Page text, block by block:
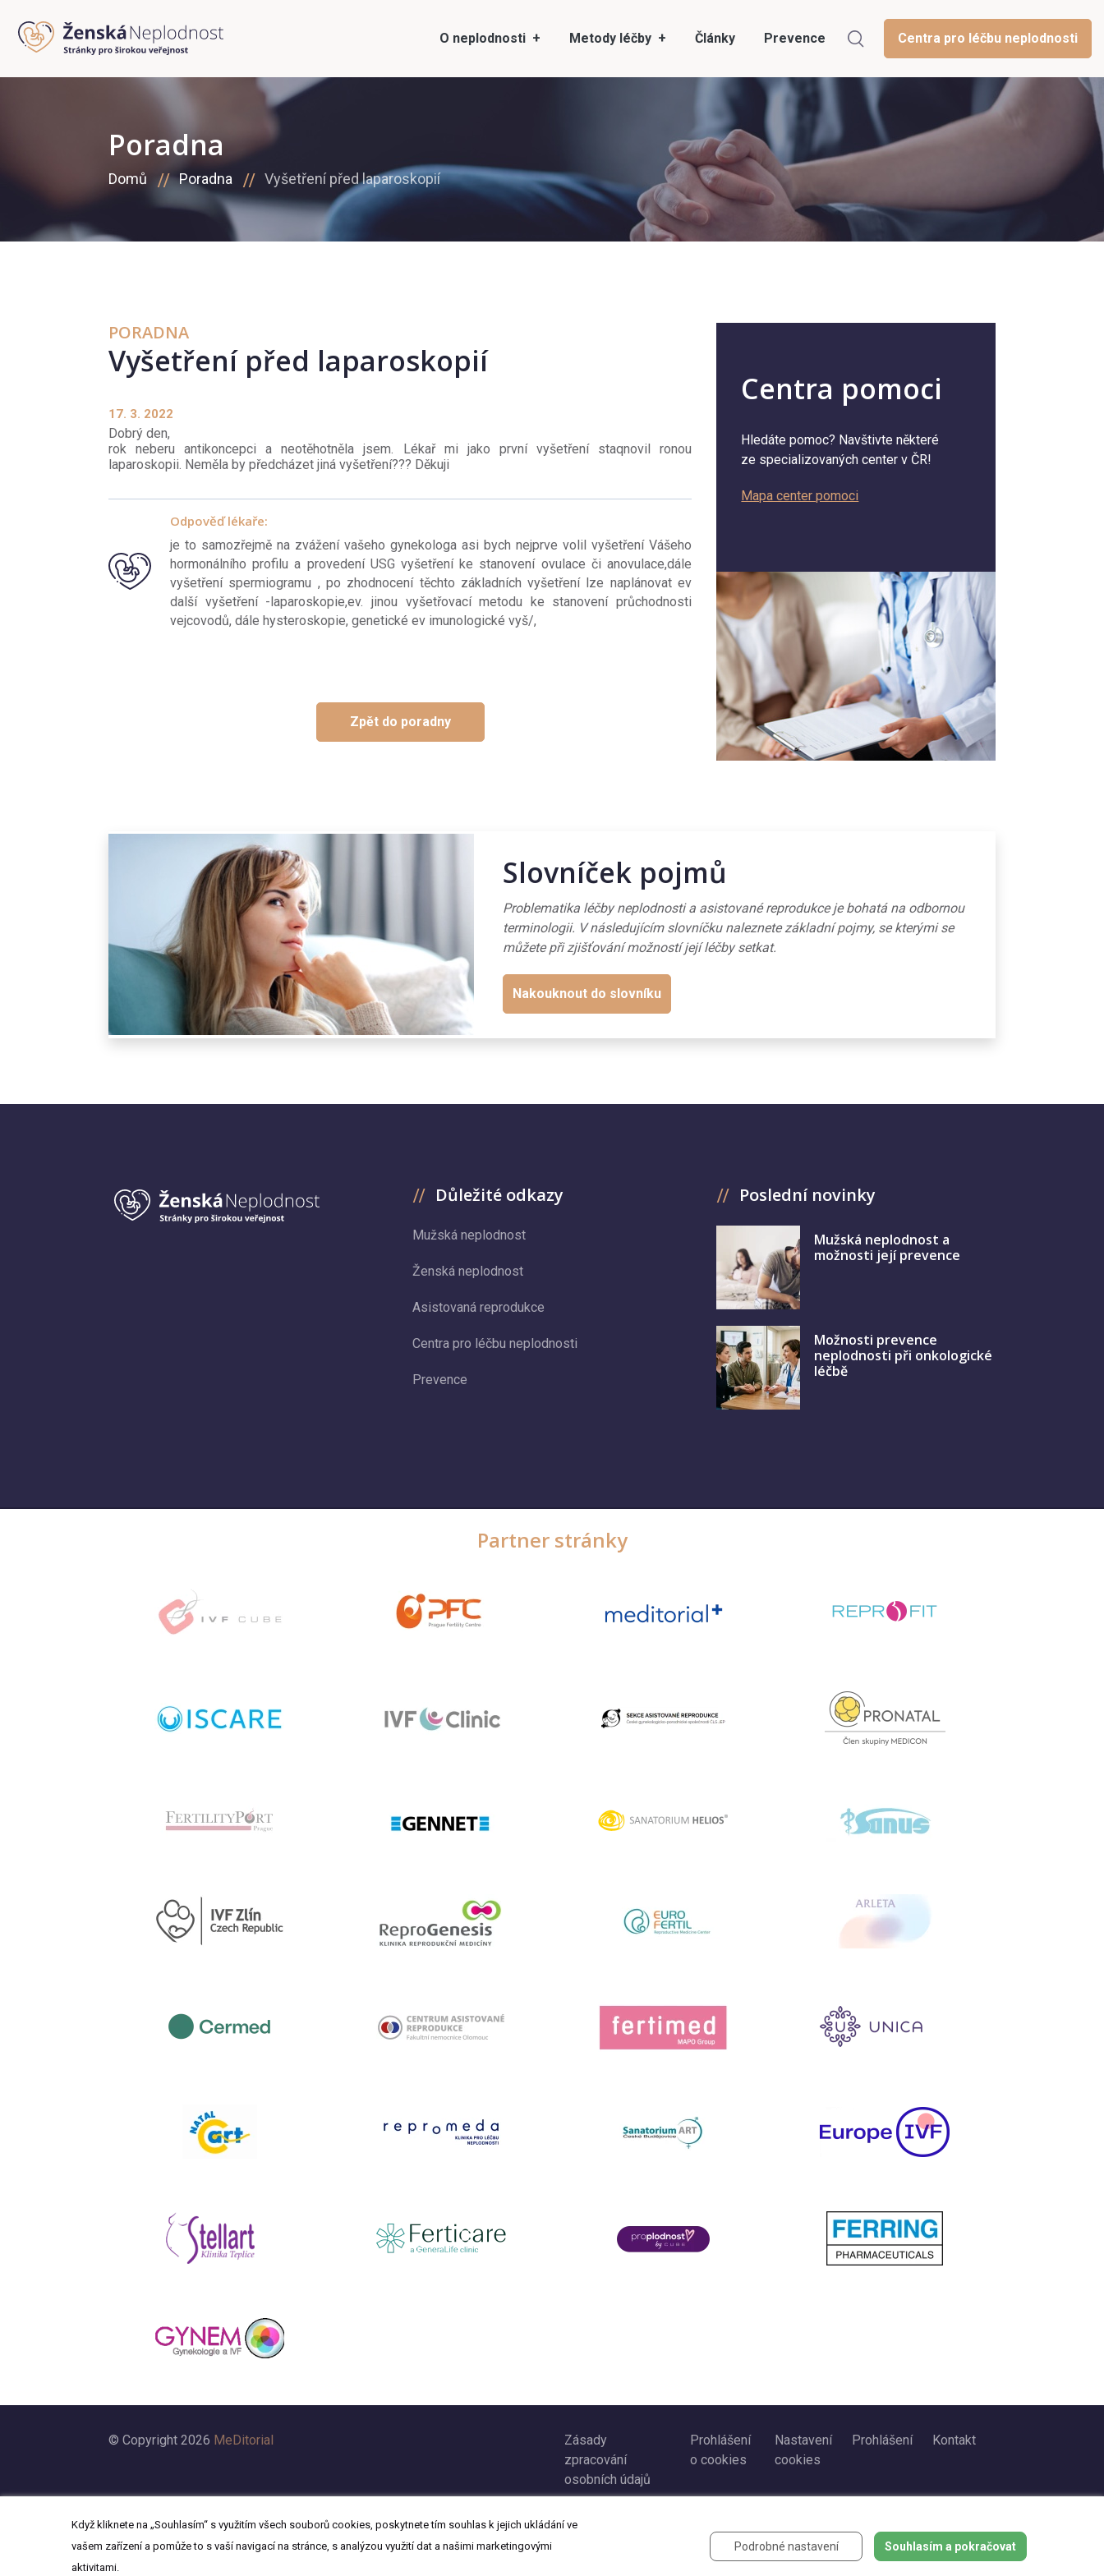
O neplodnosti Metody léčby Články Prevence Centra pro léčbu neplodnosti
Poradna
Domů Poradna Vyšetření před laparoskopií
PORADNA
Vyšetření před laparoskopií
17. 3. 2022
Dobrý den,
rok neberu antikoncepci a neotěhotněla jsem. Lékař mi jako první vyšetření staqnovil ronou
laparoskopii. Neměla by předcházet jiná vyšetření??? Děkuji
Odpověď lékaře:
je to samozřejmě na zvážení vašeho gynekologa asi bych nejprve volil vyšetření Vášeho
hormonálního profilu a provedení USG vyšetření ke stanovení ovulace či anovulace,dále
vyšetření spermiogramu , po zhodnocení těchto základních vyšetření lze naplánovat ev
další vyšetření -laparoskopie,ev. jinou vyšetřovací metodu ke stanovení průchodnosti
vejcovodů, dále hysteroskopie, genetické ev imunologické vyš/,
Zpět do poradny
Centra pomoci
Hledáte pomoc? Navštivte některé
ze specializovaných center v ČR!
Mapa center pomoci
Slovníček pojmů
Problematika léčby neplodnosti a asistované reprodukce je bohatá na odbornou
terminologii. V následujícím slovníčku naleznete základní pojmy, se kterými se
můžete při zjišťování možností její léčby setkat.
Nakouknout do slovníku
Důležité odkazy
Mužská neplodnost
Ženská neplodnost
Asistovaná reprodukce
Centra pro léčbu neplodnosti
Prevence
Poslední novinky
Mužská neplodnost a
možnosti její prevence
Možnosti prevence
neplodnosti při onkologické
léčbě
Partner stránky
© Copyright 2026 MeDitorial
Zásady
zpracování
osobních údajů
Prohlášení
o cookies
Nastavení
cookies
Prohlášení Kontakt
Když kliknete na „Souhlasím“ s využitím všech souborů cookies, poskytnete tím souhlas k jejich ukládání ve
vašem zařízení a pomůže to s vaší navigací na stránce, s analýzou využití dat a našimi marketingovými
aktivitami.
Podrobné nastavení Souhlasím a pokračovat